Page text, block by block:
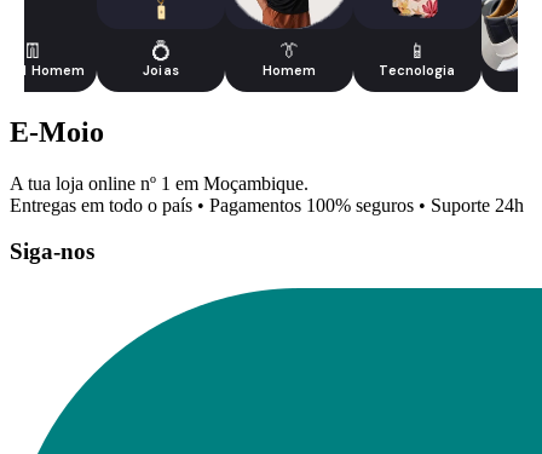
👖
Homem
💍
Joias
👔
Homem
📱
Tecnologia
E-Moio
A tua loja online nº 1 em Moçambique.
Entregas em todo o país • Pagamentos 100% seguros • Suporte 24h
Siga-nos